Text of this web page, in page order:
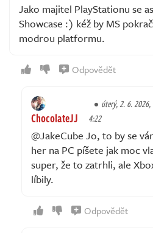
Jako majitel PlayStationu se
Showcase :) kéž by MS
modrou platformu.
Odpovědět
ChocolateJJ
úterý, 2. 6. 2026,
4:22
@JakeCube Jo, to by se
her na PC píšete jak moc
super, že to zatrhli, ale
líbily.
Odpovědět